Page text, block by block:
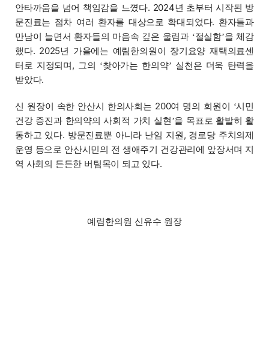
안타까움을 넘어 책임감을 느꼈다. 2024년 초부터 시작된 방
문진료는 점차 여러 환자를 대상으로 확대되었다. 환자들과
만남이 늘면서 환자들의 마음속 깊은 울림과 ‘절실함’을 체감
했다. 2025년 가을에는 예림한의원이 장기요양 재택의료센
터로 지정되며, 그의 ‘찾아가는 한의약’ 실천은 더욱 탄력을
받았다.
신 원장이 속한 안산시 한의사회는 200여 명의 회원이 ‘시민
건강 증진과 한의약의 사회적 가치 실현’을 목표로 활발히 활
동하고 있다. 방문진료뿐 아니라 난임 지원, 경로당 주치의제
운영 등으로 안산시민의 전 생애주기 건강관리에 앞장서며 지
역 사회의 든든한 버팀목이 되고 있다.
예림한의원 신유수 원장